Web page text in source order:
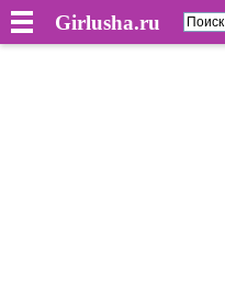
Girlusha.ru